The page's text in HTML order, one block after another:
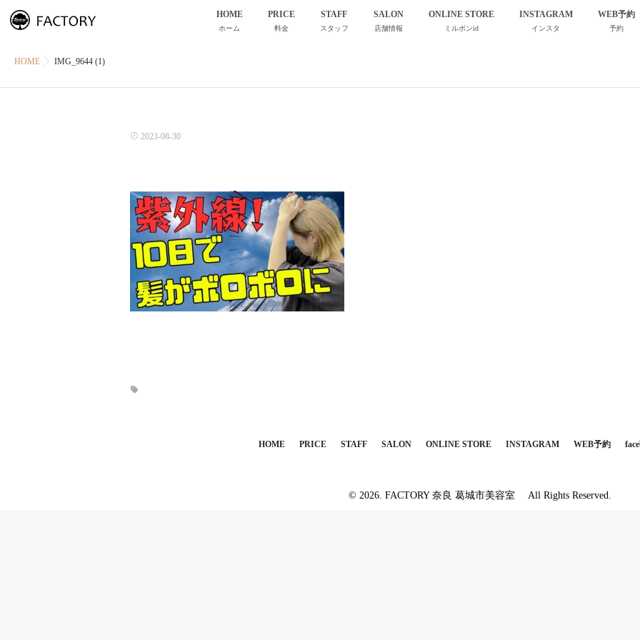
HOME
ホーム
PRICE
料金
STAFF
スタッフ
SALON
店舗情報
ONLINE STORE
ミルボンid
INSTAGRAM
インスタ
WEB予約
予約
HOME IMG_9644 (1)
2023-08-30
HOME PRICE STAFF SALON ONLINE STORE INSTAGRAM WEB予約
© 2026. FACTORY 奈良 葛城市美容室 All Rights Reserved.